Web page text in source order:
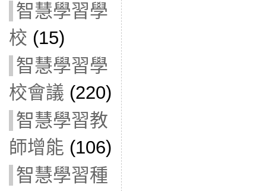
智慧學習學
校 (15)
智慧學習學
校會議 (220)
智慧學習教
師增能 (106)
智慧學習種